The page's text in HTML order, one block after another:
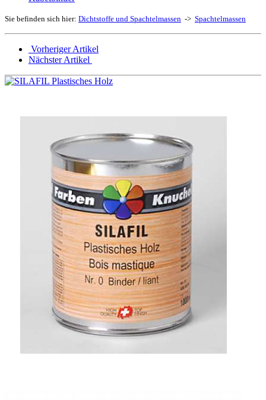
Sie befinden sich hier: Dichtstoffe und Spachtelmassen -> Spachtelmassen
Vorheriger Artikel
Nächster Artikel